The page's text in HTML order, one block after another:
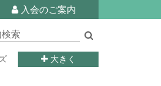
入会のご案内
大きく